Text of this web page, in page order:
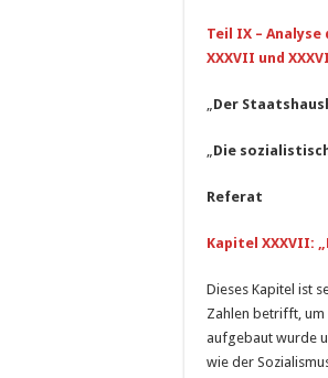
Teil IX –
XXXVII und
Der
Die
Referat
Kapitel XXXVII:
Dieses Kapitel ist
Zahlen betrifft, um
aufgebaut wurde
wie der